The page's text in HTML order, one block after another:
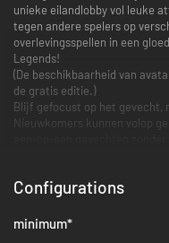
unieke eilandlobby vol leuke
tegen andere spelers op
overlevingsspellen in een
Legends!
(De beschikbaarheid van
de gratis editie.)
Blijf gefocust op het gevecht,
Nieuwkomers kunnen volop
leren. Eenvoudige invoer kan
Een boeiende
een episch avontuur terwijl je
Configurations
minimum*